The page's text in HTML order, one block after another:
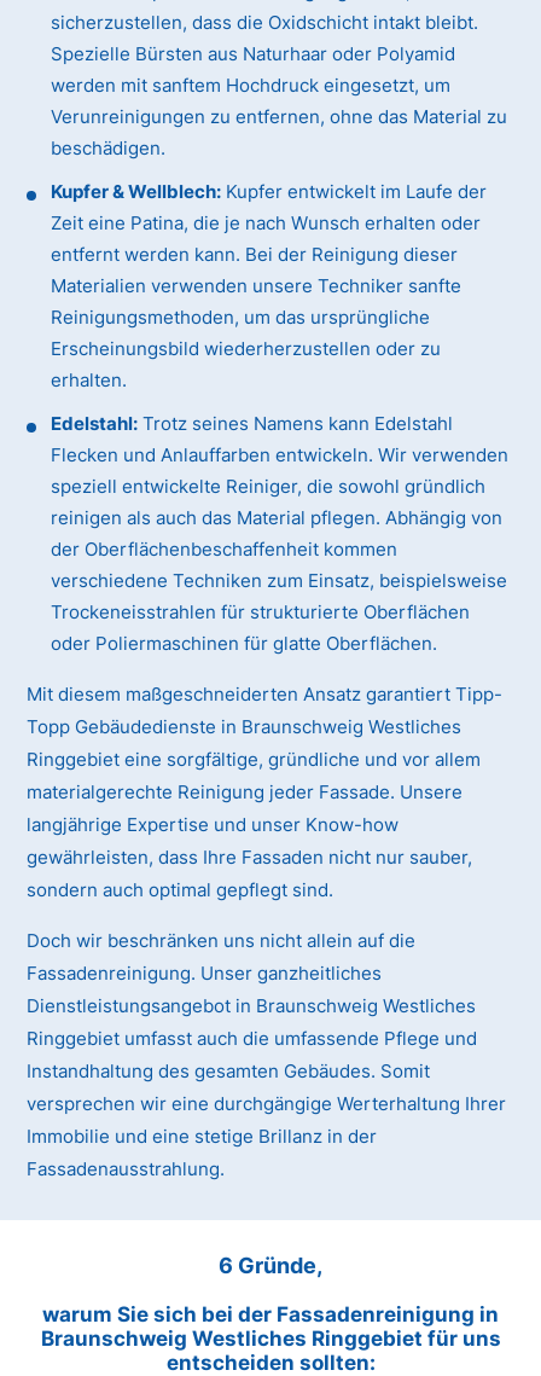
sicherzustellen, dass die Oxidschicht intakt bleibt.
Spezielle Bürsten aus Naturhaar oder Polyamid
werden mit sanftem Hochdruck eingesetzt, um
Verunreinigungen zu entfernen, ohne das Material zu
beschädigen.
Kupfer & Wellblech: Kupfer entwickelt im Laufe der
Zeit eine Patina, die je nach Wunsch erhalten oder
entfernt werden kann. Bei der Reinigung dieser
Materialien verwenden unsere Techniker sanfte
Reinigungsmethoden, um das ursprüngliche
Erscheinungsbild wiederherzustellen oder zu
erhalten.
Edelstahl: Trotz seines Namens kann Edelstahl
Flecken und Anlauffarben entwickeln. Wir verwenden
speziell entwickelte Reiniger, die sowohl gründlich
reinigen als auch das Material pflegen. Abhängig von
der Oberflächenbeschaffenheit kommen
verschiedene Techniken zum Einsatz, beispielsweise
Trockeneisstrahlen für strukturierte Oberflächen
oder Poliermaschinen für glatte Oberflächen.
Mit diesem maßgeschneiderten Ansatz garantiert Tipp-
Topp Gebäudedienste in Braunschweig Westliches
Ringgebiet eine sorgfältige, gründliche und vor allem
materialgerechte Reinigung jeder Fassade. Unsere
langjährige Expertise und unser Know-how
gewährleisten, dass Ihre Fassaden nicht nur sauber,
sondern auch optimal gepflegt sind.
Doch wir beschränken uns nicht allein auf die
Fassadenreinigung. Unser ganzheitliches
Dienstleistungsangebot in Braunschweig Westliches
Ringgebiet umfasst auch die umfassende Pflege und
Instandhaltung des gesamten Gebäudes. Somit
versprechen wir eine durchgängige Werterhaltung Ihrer
Immobilie und eine stetige Brillanz in der
Fassadenausstrahlung.
6 Gründe,
warum Sie sich bei der Fassadenreinigung in
Braunschweig Westliches Ringgebiet für uns
entscheiden sollten: